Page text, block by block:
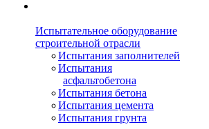
Испытательное оборудование
строительной отрасли
Испытания заполнителей
Испытания
асфальтобетона
Испытания бетона
Испытания цемента
Испытания грунта